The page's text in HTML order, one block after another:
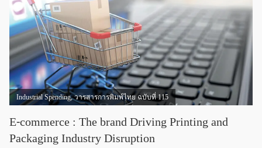
Industrial Spending,วารสารการพิมพ์ไทย ฉบับที่ 115
E-commerce : The brand Driving Printing and
Packaging Industry Disruption